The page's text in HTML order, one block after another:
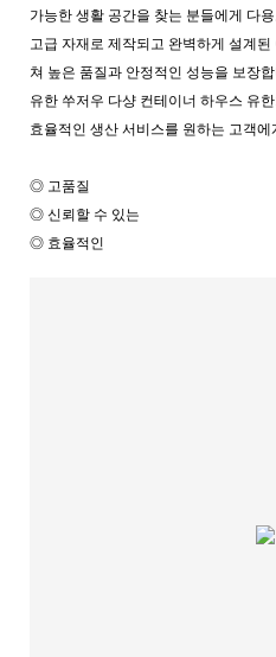
가능한 생활 공간을 찾는 분들에게 다
고급 자재로 제작되고 완벽하게 설계
쳐 높은 품질과 안정적인 성능을 보장
유한 쑤저우 다샹 컨테이너 하우스 유
효율적인 생산 서비스를 원하는 고객
◎ 고품질
◎ 신뢰할 수 있는
◎ 효율적인